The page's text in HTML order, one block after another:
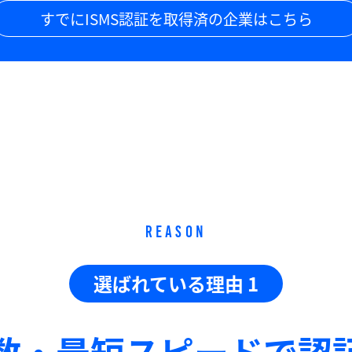
すでにISMS認証を取得済の企業はこちら
REASON
選ばれている理由 1